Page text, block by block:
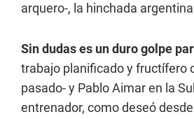
arquero-, la hinchada
Sin dudas es un duro golpe
trabajo planificado y fructífero
pasado- y Pablo Aimar en la
entrenador, como deseó